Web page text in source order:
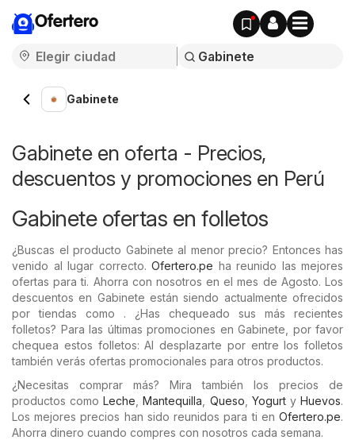
Ofertero
Gabinete
Gabinete en oferta - Precios,
descuentos y promociones en Perú
Gabinete ofertas en folletos
¿Buscas el producto Gabinete al menor precio? Entonces has
venido al lugar correcto. Ofertero.pe ha reunido las mejores
ofertas para ti. Ahorra con nosotros en el mes de Agosto. Los
descuentos en Gabinete están siendo actualmente ofrecidos
por tiendas como . ¿Has chequeado sus más recientes
folletos? Para las últimas promociones en Gabinete, por favor
chequea estos folletos: Al desplazarte por entre los folletos
también verás ofertas promocionales para otros productos.
¿Necesitas comprar más? Mira también los precios de
productos comoLeche ,Mantequilla Queso YogurtyHuevos.
Los mejores precios han sido reunidos para ti en Ofertero.pe.
Ahorra dinero cuando compres con nosotros cada semana.